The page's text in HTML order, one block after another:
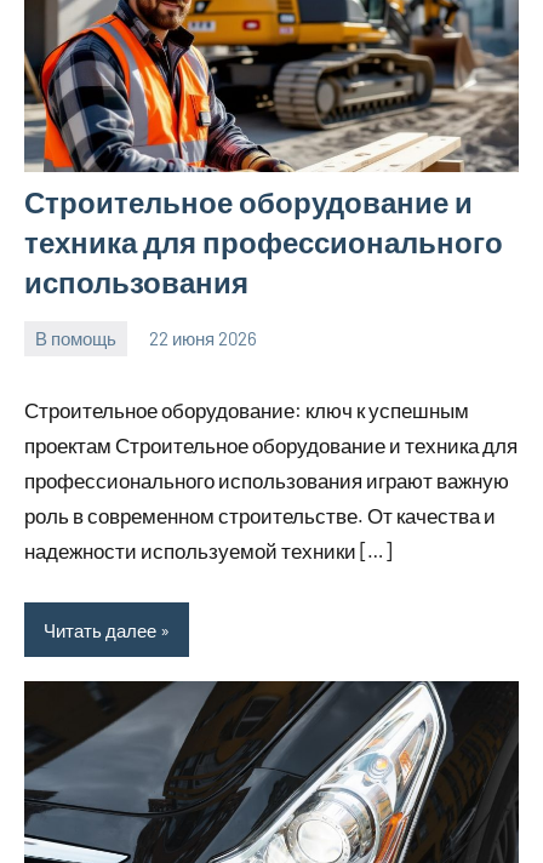
Строительное оборудование и
техника для профессионального
использования
В помощь 22 июня 2026
Строительное оборудование: ключ к успешным
проектам Строительное оборудование и техника для
профессионального использования играют важную
роль в современном строительстве. От качества и
надежности используемой техники […]
Читать далее